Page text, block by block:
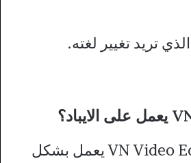
تريد تغيير لغته.
نعم، تطبيق VN Video Editor يعمل بشكل